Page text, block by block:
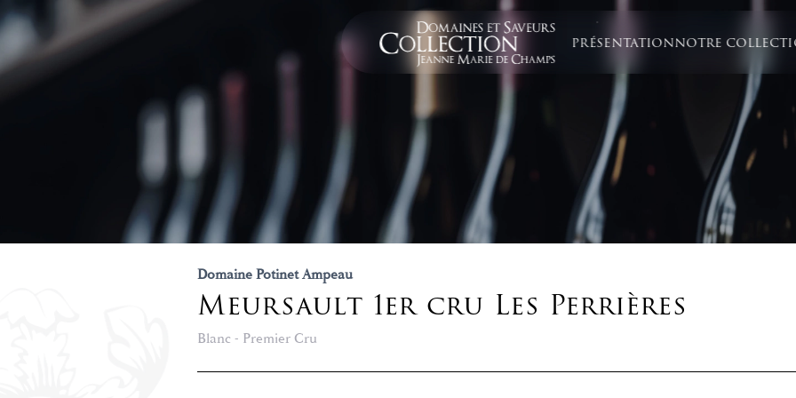
PRÉSENTATIONNOTRE
Domaine Potinet Ampeau
Meursault 1er cru Les Perrières
Blanc - Premier Cru